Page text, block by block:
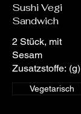
Sushi Vegi
Sandwich
2 Stück, mit
Sesam
Zusatzstoffe: (g)
Vegetarisch